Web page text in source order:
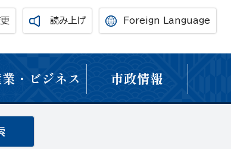
読み上げ Foreign Language
・ビジネス 市政情報